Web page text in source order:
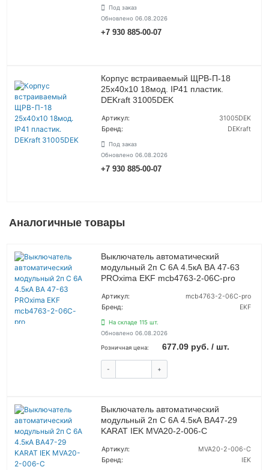
Под заказ
Обновлено 06.08.2026
+7 930 885-00-07
Корпус встраиваемый ЩРВ-П-18
25х40х10 18мод. IP41 пластик.
DEKraft 31005DEK
Артикул:
31005DEK
Бренд:
DEKraft
Под заказ
Обновлено 06.08.2026
+7 930 885-00-07
Аналогичные товары
Выключатель автоматический
модульный 2п C 6А 4.5кА ВА 47-63
PROxima EKF mcb4763-2-06C-pro
Артикул:
mcb4763-2-06C-pro
Бренд:
EKF
На складе 115 шт.
Обновлено 06.08.2026
Розничная цена: 677.09 руб. / шт.
- +
Выключатель автоматический
модульный 2п C 6А 4.5кА ВА47-29
KARAT IEK MVA20-2-006-C
Артикул:
MVA20-2-006-C
Бренд:
IEK